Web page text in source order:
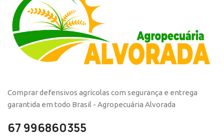
Comprar defensivos agrícolas com segurança e entrega
garantida em todo Brasil - Agropecuária Alvorada
67 996860355